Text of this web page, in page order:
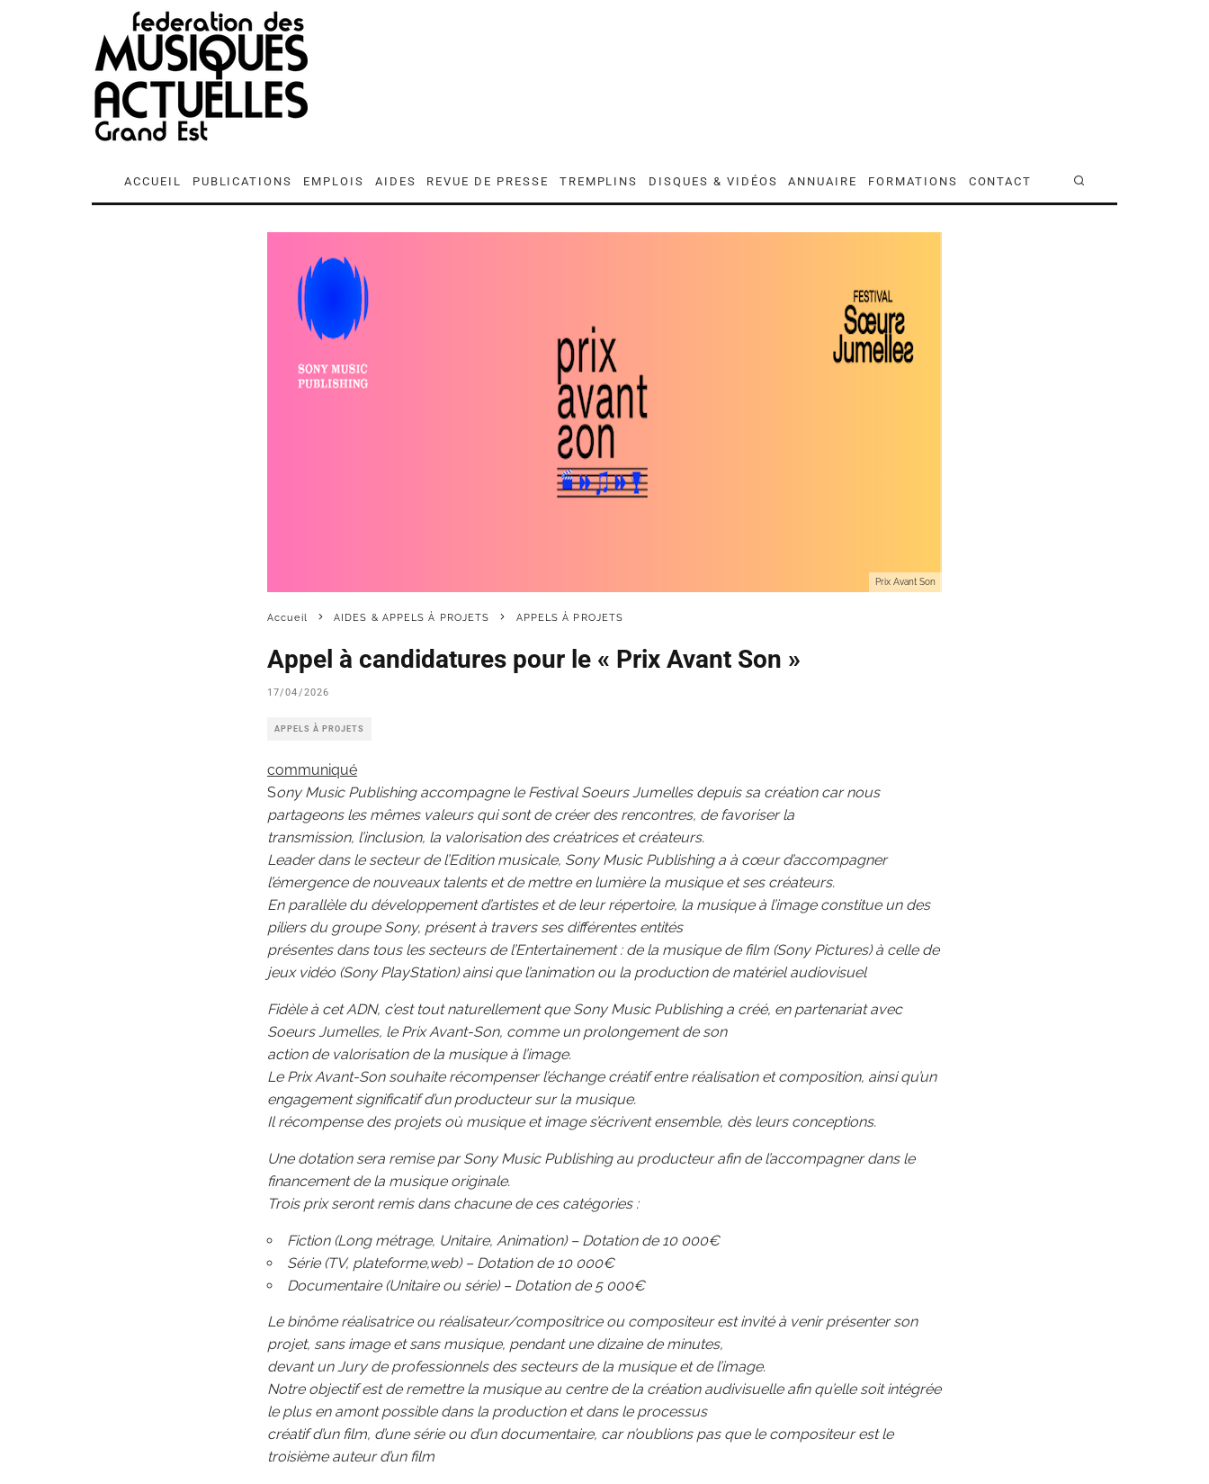
ACCUEIL PUBLICATIONS EMPLOIS AIDES REVUE DE PRESSE TREMPLINS DISQUES & VIDÉOS ANNUAIRE FORMATIONS CONTACT
Prix Avant Son
Accueil AIDES & APPELS À PROJETS APPELS À PROJETS
Appel à candidatures pour le « Prix Avant Son »
17/04/2026
APPELS À PROJETS
communiqué
Sony Music Publishing accompagne le Festival Soeurs Jumelles depuis sa création car nous
partageons les mêmes valeurs qui sont de créer des rencontres, de favoriser la
transmission, l’inclusion, la valorisation des créatrices et créateurs.
Leader dans le secteur de l’Edition musicale, Sony Music Publishing a à cœur d’accompagner
l’émergence de nouveaux talents et de mettre en lumière la musique et ses créateurs.
En parallèle du développement d’artistes et de leur répertoire, la musique à l’image constitue un des
piliers du groupe Sony, présent à travers ses différentes entités
présentes dans tous les secteurs de l’Entertainement : de la musique de film (Sony Pictures) à celle de
jeux vidéo (Sony PlayStation) ainsi que l’animation ou la production de matériel audiovisuel
Fidèle à cet ADN, c’est tout naturellement que Sony Music Publishing a créé, en partenariat avec
Soeurs Jumelles, le Prix Avant-Son, comme un prolongement de son
action de valorisation de la musique à l’image.
Le Prix Avant-Son souhaite récompenser l’échange créatif entre réalisation et composition, ainsi qu’un
engagement significatif d’un producteur sur la musique.
Il récompense des projets où musique et image s’écrivent ensemble, dès leurs conceptions.
Une dotation sera remise par Sony Music Publishing au producteur afin de l’accompagner dans le
financement de la musique originale.
Trois prix seront remis dans chacune de ces catégories :
Fiction (Long métrage, Unitaire, Animation) – Dotation de 10 000€
Série (TV, plateforme,web) – Dotation de 10 000€
Documentaire (Unitaire ou série) – Dotation de 5 000€
Le binôme réalisatrice ou réalisateur/compositrice ou compositeur est invité à venir présenter son
projet, sans image et sans musique, pendant une dizaine de minutes,
devant un Jury de professionnels des secteurs de la musique et de l’image.
Notre objectif est de remettre la musique au centre de la création audivisuelle afin qu’elle soit intégrée
le plus en amont possible dans la production et dans le processus
créatif d’un film, d’une série ou d’un documentaire, car n’oublions pas que le compositeur est le
troisième auteur d’un film